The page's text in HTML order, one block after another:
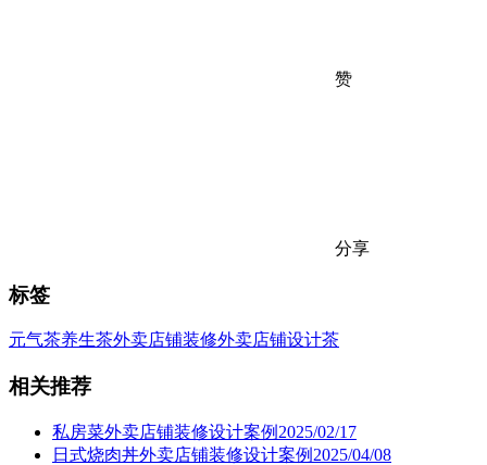
赞
分享
标签
元气茶养生茶外卖店铺装修外卖店铺设计茶
相关推荐
私房菜外卖店铺装修设计案例2025/02/17
日式烧肉丼外卖店铺装修设计案例2025/04/08